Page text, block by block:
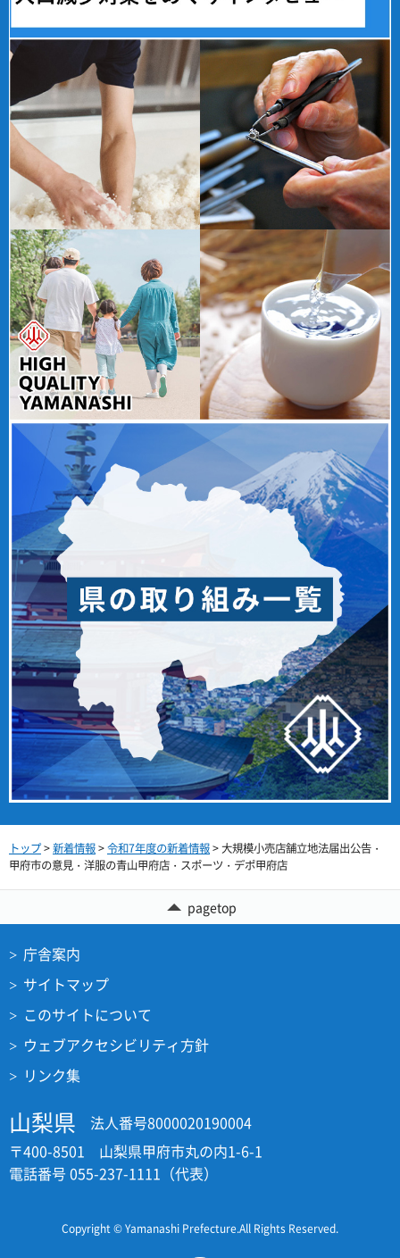
トップ>新着情報>令和7年度の新着情報> 大規模小売店舗立地法届出公告・
甲府市の意見・洋服の青山甲府店・スポーツ・デポ甲府店
pagetop
庁舎案内
サイトマップ
このサイトについて
ウェブアクセシビリティ方針
リンク集
山梨県
法人番号8000020190004
〒400-8501 山梨県甲府市丸の内1-6-1
電話番号 055-237-1111（代表）
Copyright © Yamanashi Prefecture.All Rights Reserved.